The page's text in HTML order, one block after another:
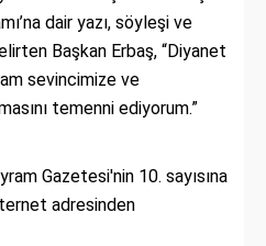
dair yazı, söyleşi ve
Başkan Erbaş, “Diyanet
sevincimize ve
temenni ediyorum.”
Gazetesi'nin 10. sayısına
adresinden